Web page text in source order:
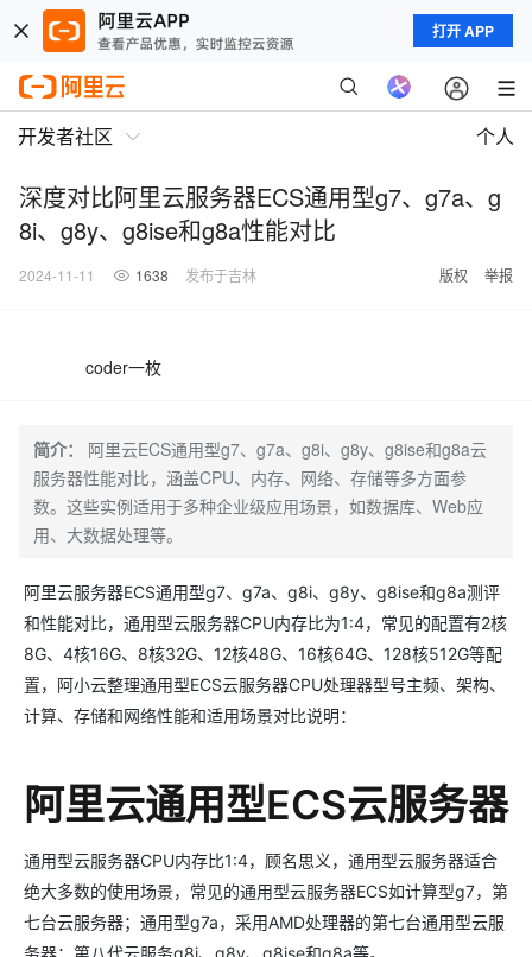
打开 APP
开发者社区 个人
深度对比阿里云服务器ECS通用型g7、g7a、g
8i、g8y、g8ise和g8a性能对比
2024-11-11 1638 发布于吉林 版权 举报
coder一枚
简介：
阿里云ECS通用型g7、g7a、g8i、g8y、g8ise和g8a云
服务器性能对比，涵盖CPU、内存、网络、存储等多方面参
数。这些实例适用于多种企业级应用场景，如数据库、Web应
用、大数据处理等。
阿里云服务器ECS通用型g7、g7a、g8i、g8y、g8ise和g8a测评
和性能对比，通用型云服务器CPU内存比为1:4，常见的配置有2核
8G、4核16G、8核32G、12核48G、16核64G、128核512G等配
置，阿小云整理通用型ECS云服务器CPU处理器型号主频、架构、
计算、存储和网络性能和适用场景对比说明：
阿里云通用型ECS云服务器
通用型云服务器CPU内存比1:4，顾名思义，通用型云服务器适合
绝大多数的使用场景，常见的通用型云服务器ECS如计算型g7，第
七台云服务器；通用型g7a，采用AMD处理器的第七台通用型云服
务器；第八代云服务g8i、g8y、g8ise和g8a等。